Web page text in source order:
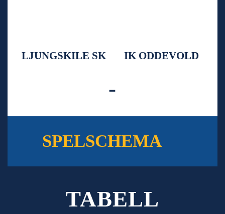
LJUNGSKILE SK IK ODDEVOLD
-
SPELSCHEMA
TABELL